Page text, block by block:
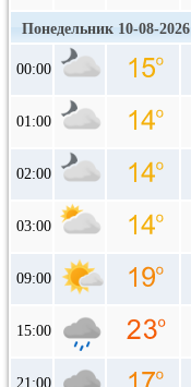
Понедельник 10-08-2026
00:00
01:00
02:00
03:00
09:00
15:00
21:00